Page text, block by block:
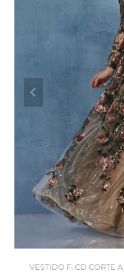
VESTIDO F. CD CORTE